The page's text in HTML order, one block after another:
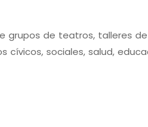
grupos de teatros, talleres de
sociales, salud,